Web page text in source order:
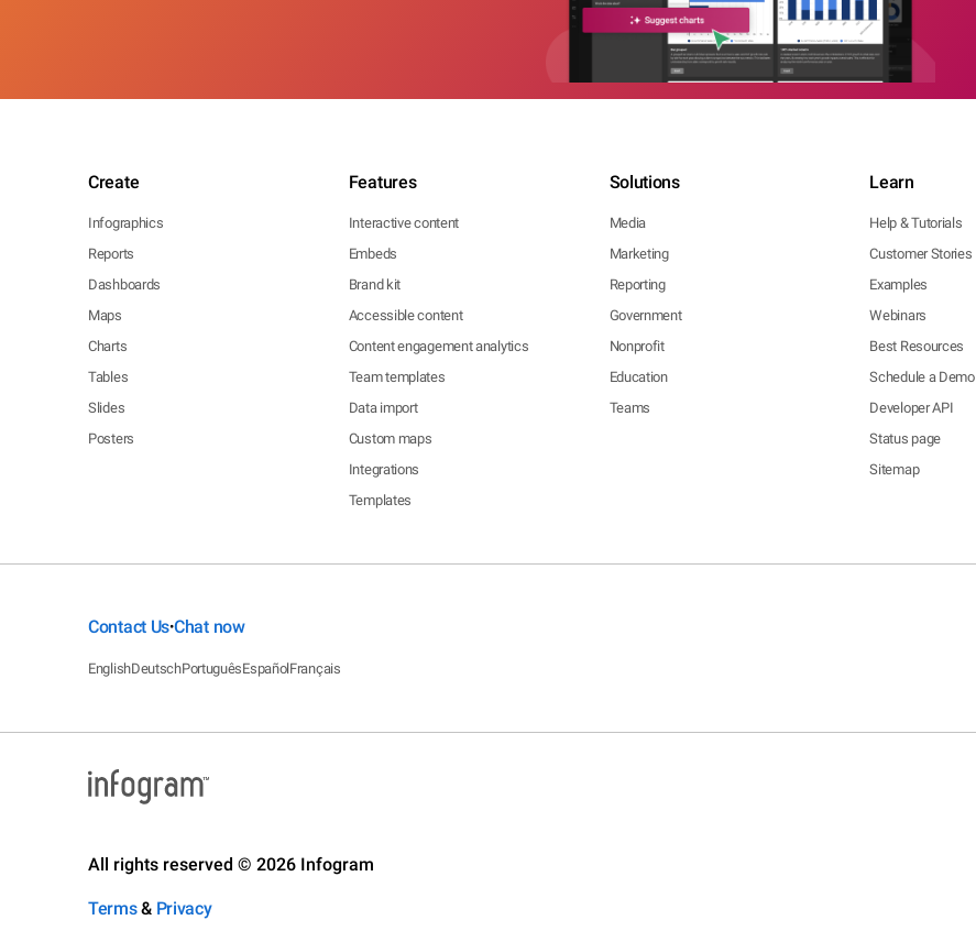
Create
Infographics
Reports
Dashboards
Maps
Charts
Tables
Slides
Posters
Features
Interactive content
Embeds
Brand kit
Accessible content
Content engagement analytics
Team templates
Data import
Custom maps
Integrations
Templates
Solutions
Media
Marketing
Reporting
Government
Nonprofit
Education
Teams
Learn
Help & Tutorials
Customer Stories
Examples
Webinars
Best Resources
Schedule a Demo
Developer API
Status page
Sitemap
Contact Us•Chat now
EnglishDeutschPortuguêsEspañolFrançais
All rights reserved © 2026 Infogram
Terms& Privacy